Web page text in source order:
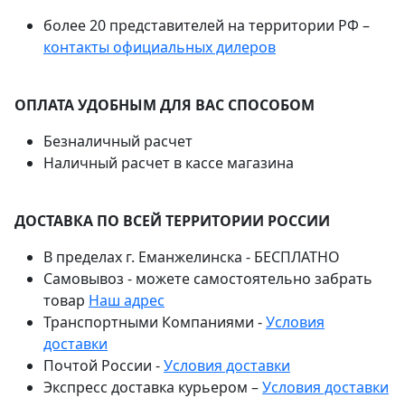
более 20 представителей на территории РФ –
контакты официальных дилеров
ОПЛАТА УДОБНЫМ ДЛЯ ВАС СПОСОБОМ
Безналичный расчет
Наличный расчет в кассе магазина
ДОСТАВКА ПО ВСЕЙ ТЕРРИТОРИИ РОССИИ
В пределах г. Еманжелинска - БЕСПЛАТНО
Самовывоз - можете самостоятельно забрать
товар Наш адрес
Транспортными Компаниями -Условия
доставки
Почтой России -Условия доставки
Экспресс доставка курьером –Условия доставки